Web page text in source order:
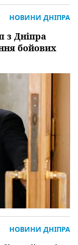
з Дніпра
бойових
НОВИНИ ДНІПРА
НОВИНИ ДНІПРА